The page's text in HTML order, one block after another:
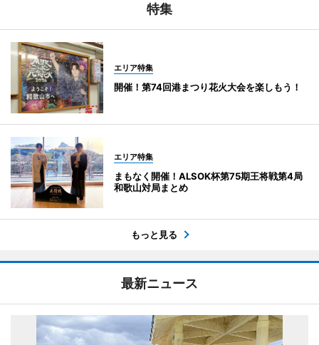
特集
エリア特集
開催！第74回港まつり花火大会を楽しもう！
エリア特集
まもなく開催！ALSOK杯第75期王将戦第4局
和歌山対局まとめ
もっと見る
最新ニュース